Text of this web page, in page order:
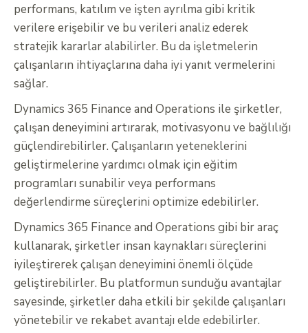
performans, katılım ve işten ayrılma gibi kritik
verilere erişebilir ve bu verileri analiz ederek
stratejik kararlar alabilirler. Bu da işletmelerin
çalışanların ihtiyaçlarına daha iyi yanıt vermelerini
sağlar.
Dynamics 365 Finance and Operations ile şirketler,
çalışan deneyimini artırarak, motivasyonu ve bağlılığı
güçlendirebilirler. Çalışanların yeteneklerini
geliştirmelerine yardımcı olmak için eğitim
programları sunabilir veya performans
değerlendirme süreçlerini optimize edebilirler.
Dynamics 365 Finance and Operations gibi bir araç
kullanarak, şirketler insan kaynakları süreçlerini
iyileştirerek çalışan deneyimini önemli ölçüde
geliştirebilirler. Bu platformun sunduğu avantajlar
sayesinde, şirketler daha etkili bir şekilde çalışanları
yönetebilir ve rekabet avantajı elde edebilirler.